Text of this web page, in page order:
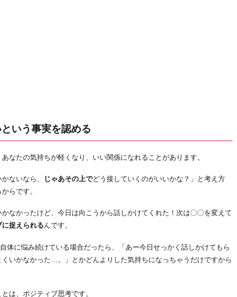
いう事実を認める
なたの気持ちが軽くなり、いい関係になれることがあります。
ないなら、 じゃあその上でどう接していくのがいいかな？」と考え方
らです。
なかったけど、今日は向こうから話しかけてくれた！次は〇〇を変えて
捉えられるんです。
体に悩み続けている場合だったら、「あー今日せっかく話しかけてもら
くいかなかった…。」とかどんよりした気持ちになっちゃうだけですから
は、ポジティブ思考です。